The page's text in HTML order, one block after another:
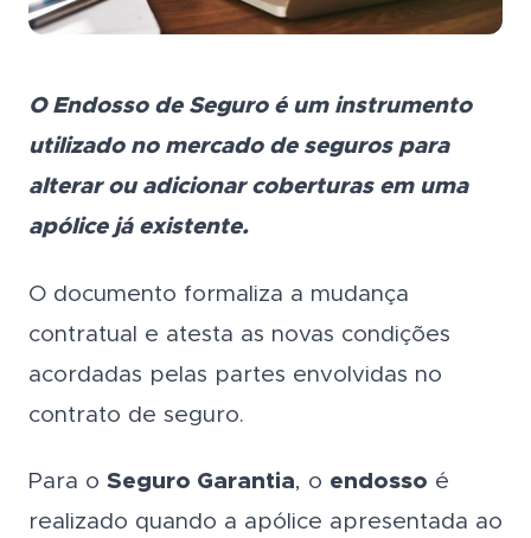
O Endosso de Seguro é um instrumento
utilizado no mercado de seguros para
alterar ou adicionar coberturas em uma
apólice já existente.
O documento formaliza a mudança
contratual e atesta as novas condições
acordadas pelas partes envolvidas no
contrato de seguro.
Para o Seguro Garantia, o endosso é
realizado quando a apólice apresentada ao